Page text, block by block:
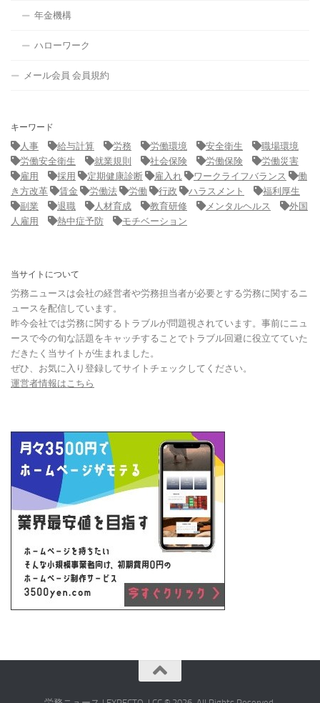
年金機構
ハローワーク
メール会員 会員規約
キーワード
人事
給与計算 労務 労働環境 安全衛生
職場環境
労働安全衛生
就業規則 社会保険 労働保険
労働災害
雇用
採用 定期健康診断 雇入れ ワークライフバランス
働
き方改革
賃金 労働法 労働 行政 ハラスメント
福利厚生
副業
退職 人材育成 教育研修 メンタルヘルス
外国
人雇用
熱中症予防 モチベーション
当サイトについて
労務ニュースは会社の経営者や労務担当者が必要とする労務に関するニ
ュースを配信しています。
昨今会社では労務に関するトラブルが問題視されています。事前にニュ
ースで今の旬な話題をキャッチすることでトラブル回避に役立てていた
だきたく当サイトが生まれました。
ぜひ、お気に入り登録してサイトチェックしてください。
運営者情報はこちら